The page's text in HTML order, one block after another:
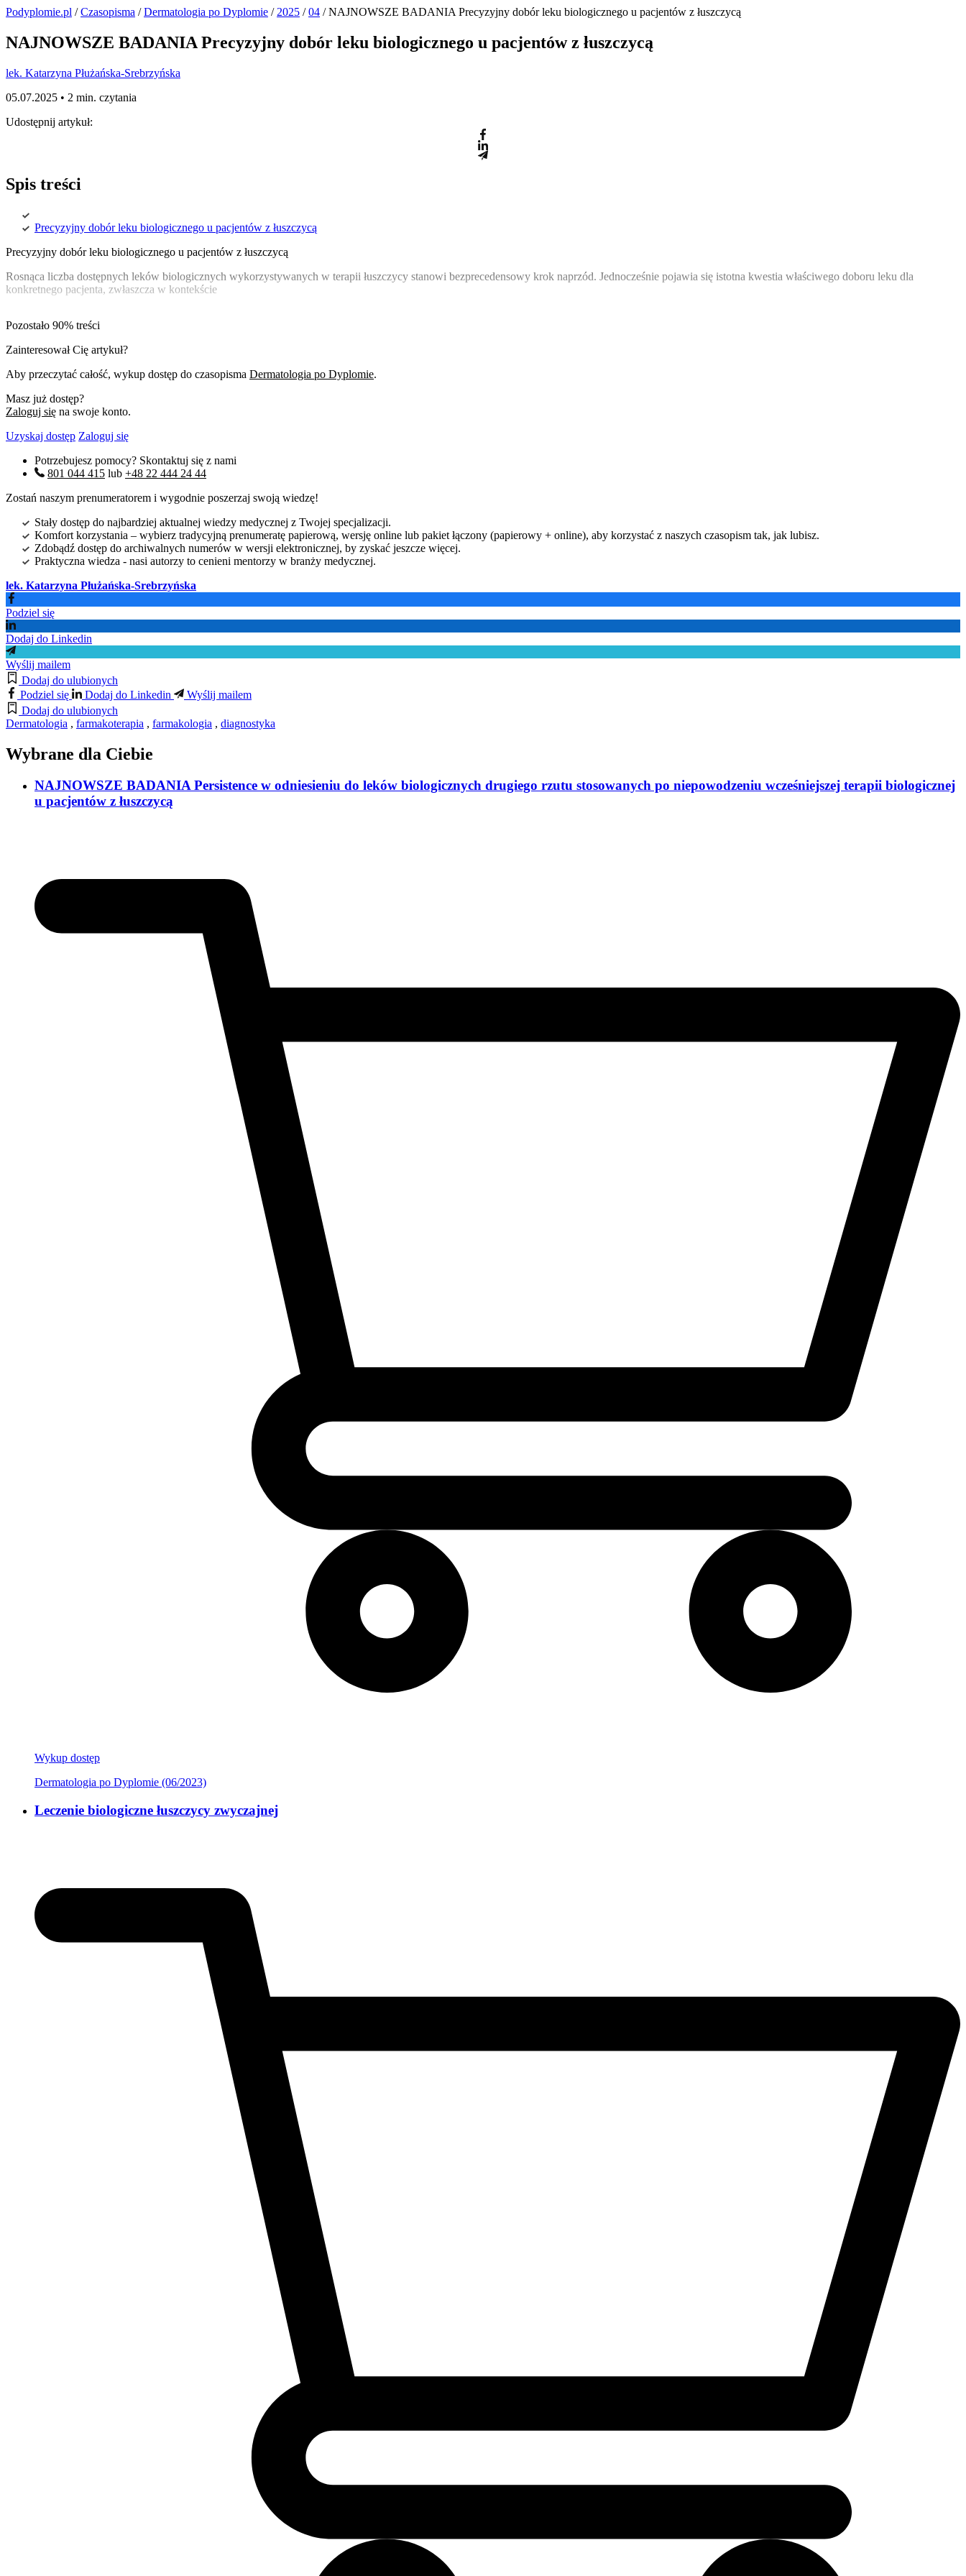
Podyplomie.pl /Czasopisma /Dermatologia po Dyplomie / 2025 /04 / NAJNOWSZE BADANIA Precyzyjny dobór leku biologicznego u pacjentów z łuszczycą
NAJNOWSZE BADANIA Precyzyjny dobór leku biologicznego u pacjentów z łuszczycą
lek. Katarzyna Płużańska-Srebrzyńska
05.07.2025 • 2 min. czytania
Udostępnij artykuł:
Spis treści
Precyzyjny dobór leku biologicznego u pacjentów z łuszczycą
Precyzyjny dobór leku biologicznego u pacjentów z łuszczycą
Rosnąca liczba dostępnych leków biologicznych wykorzystywanych w terapii łuszczycy stanowi bezprecedensowy krok naprzód. Jednocześnie pojawia się istotna kwestia właściwego doboru leku dla
konkretnego pacjenta, zwłaszcza w kontekście
Pozostało 90% treści
Zainteresował Cię artykuł?
Aby przeczytać całość, wykup dostęp do czasopisma Dermatologia po Dyplomie.
Masz już dostęp?
Zaloguj się na swoje konto.
Uzyskaj dostęp Zaloguj się
Potrzebujesz pomocy? Skontaktuj się z nami
801 044 415 lub +48 22 444 24 44
Zostań naszym prenumeratorem i wygodnie poszerzaj swoją wiedzę!
Stały dostęp do najbardziej aktualnej wiedzy medycznej z Twojej specjalizacji.
Komfort korzystania – wybierz tradycyjną prenumeratę papierową, wersję online lub pakiet łączony (papierowy + online), aby korzystać z naszych czasopism tak, jak lubisz.
Zdobądź dostęp do archiwalnych numerów w wersji elektronicznej, by zyskać jeszcze więcej.
Praktyczna wiedza - nasi autorzy to cenieni mentorzy w branży medycznej.
lek. Katarzyna Płużańska-Srebrzyńska
Podziel się
Dodaj do Linkedin
Wyślij mailem
Dodaj do ulubionych
Podziel się
Dodaj do Linkedin
Wyślij mailem
Dodaj do ulubionych
Dermatologia , farmakoterapia , farmakologia , diagnostyka
Wybrane dla Ciebie
NAJNOWSZE BADANIA Persistence w odniesieniu do leków biologicznych drugiego rzutu stosowanych po niepowodzeniu wcześniejszej terapii biologicznej
u pacjentów z łuszczycą
Wykup dostęp
Dermatologia po Dyplomie (06/2023)
Leczenie biologiczne łuszczycy zwyczajnej